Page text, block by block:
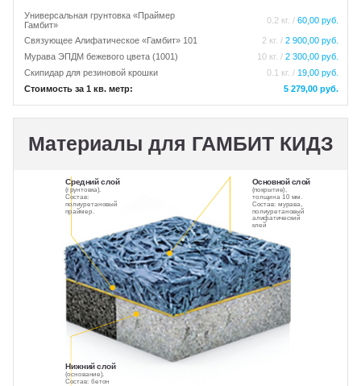
Универсальная грунтовка «Праймер
Гамбит»
0.2 кг. / 60,00 руб.
Связующее Алифатическое «Гамбит» 101 2 кг. / 2 900,00 руб.
Мурава ЭПДМ бежевого цвета (1001)
10 кг. / 2 300,00 руб.
Скипидар для резиновой крошки
0.1 кг. / 19,00 руб.
Стоимость за 1 кв. метр:
5 279,00 руб.
Материалы для ГАМБИТ КИДЗ
Нижний слой
(основание).
Состав: бетон
Средний слой
(грунтовка).
Состав:
полиуретановый
праймер.
Основной слой
(покрытие),
толщина 10 мм.
Состав: мурава,
полиуретановый
алифатический
клей